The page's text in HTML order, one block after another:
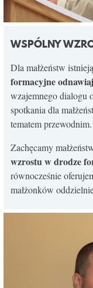
WSPÓLNY
Dla małżeństw
formacyjne
wzajemnego dialogu
spotkania dla
tematem przewodnim.
Zachęcamy
wzrostu w drodze
równocześnie
małżonków